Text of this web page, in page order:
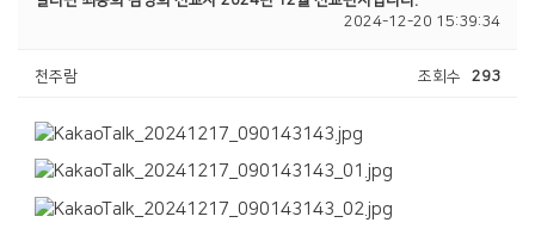
2024-12-20 15:39:34
천주람 조회수 293